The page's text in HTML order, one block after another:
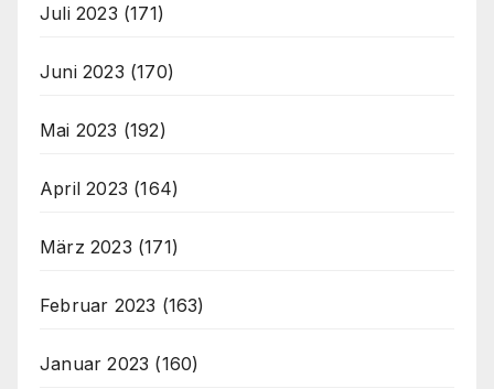
Juli 2023 (171)
Juni 2023 (170)
Mai 2023 (192)
April 2023 (164)
März 2023 (171)
Februar 2023 (163)
Januar 2023 (160)